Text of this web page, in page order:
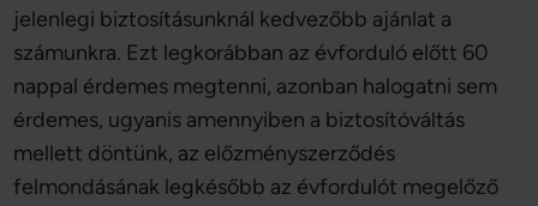
jelenlegi biztosításunknál kedvezőbb ajánlat a
számunkra. Ezt legkorábban az évforduló előtt 60
nappal érdemes megtenni, azonban halogatni sem
érdemes, ugyanis amennyiben a biztosítóváltás
mellett döntünk, az előzményszerződés
felmondásának legkésőbb az évfordulót megelőző